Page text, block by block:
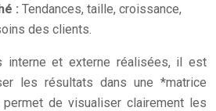
: Tendances, taille, croissance,
des clients.
interne et externe réalisées, il est
les résultats dans une *matrice
permet de visualiser clairement les